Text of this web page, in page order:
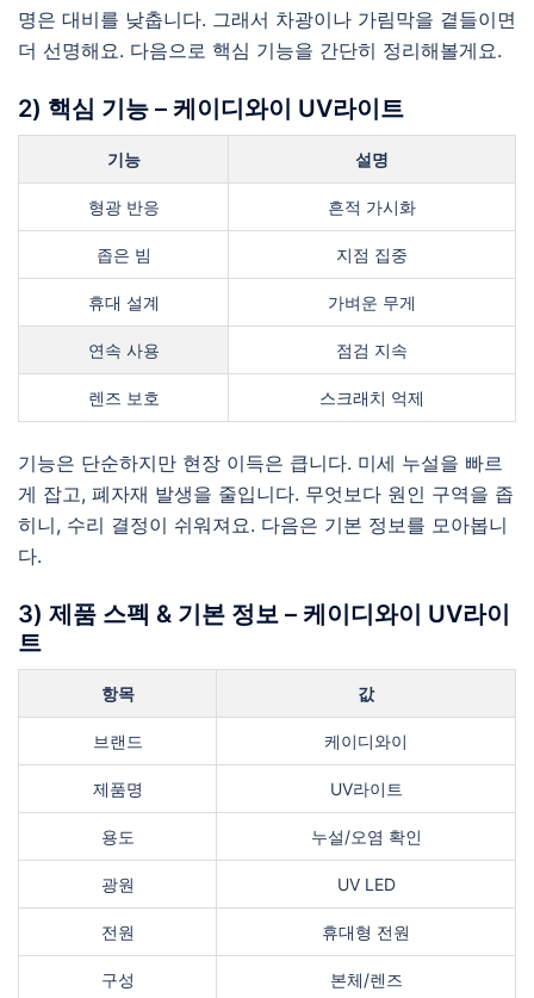
명은 대비를 낮춥니다. 그래서 차광이나 가림막을 곁들이면
더 선명해요. 다음으로 핵심 기능을 간단히 정리해볼게요.
2) 핵심 기능 – 케이디와이 UV라이트
기능 설명
형광 반응 흔적 가시화
좁은 빔 지점 집중
휴대 설계 가벼운 무게
연속 사용 점검 지속
렌즈 보호 스크래치 억제
기능은 단순하지만 현장 이득은 큽니다. 미세 누설을 빠르
게 잡고, 폐자재 발생을 줄입니다. 무엇보다 원인 구역을 좁
히니, 수리 결정이 쉬워져요. 다음은 기본 정보를 모아봅니
다.
3) 제품 스펙 & 기본 정보 – 케이디와이 UV라이
트
항목 값
브랜드 케이디와이
제품명 UV라이트
용도 누설/오염 확인
광원 UV LED
전원 휴대형 전원
구성 본체/렌즈